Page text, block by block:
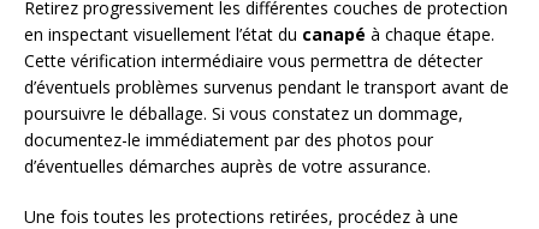
Retirez progressivement les différentes couches de protection
en inspectant visuellement l’état du canapé à chaque étape.
Cette vérification intermédiaire vous permettra de détecter
d’éventuels problèmes survenus pendant le transport avant de
poursuivre le déballage. Si vous constatez un dommage,
documentez-le immédiatement par des photos pour
d’éventuelles démarches auprès de votre assurance.
Une fois toutes les protections retirées, procédez à une